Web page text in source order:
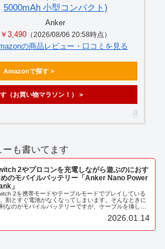
5000mAh 小型コンパクト)
Anker
￥3,490（2026/08/06 20:58時点）
の商品レビュー・口コミを見る
Amazonで探す >
（お買い物マラソン！） >
ーも書いてます
2やプロコンを充電しながら遊ぶのにおす
のモバイルバッテリー「Anker Nano Power
」
2を携帯モードやテーブルモードでプレイしている
割とすぐ電池がなくなってしまいます。そんなときに
なのがモバイルバッテリーですが、ケーブルを挿しっ
2026.01.14